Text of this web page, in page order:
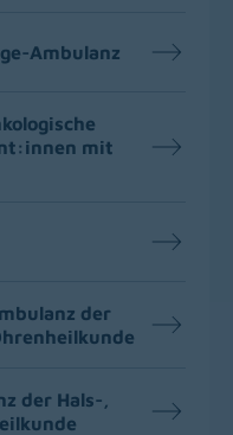
Ambulanz
mit
der
der Hals-,